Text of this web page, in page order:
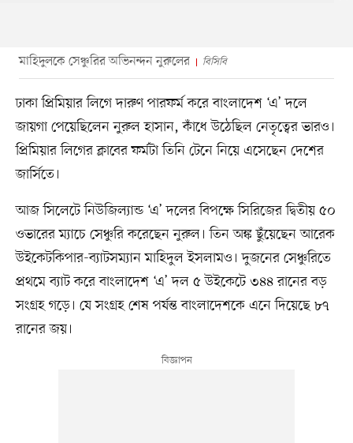
মাহিদুলকে সেঞ্চুরির অভিনন্দন নুরুলের বিসিবি
ঢাকা প্রিমিয়ার লিগে দারুণ পারফর্ম করে বাংলাদেশ ‘এ’ দলে
জায়গা পেয়েছিলেন নুরুল হাসান, কাঁধে উঠেছিল নেতৃত্বের ভারও।
প্রিমিয়ার লিগের ক্লাবের ফর্মটা তিনি টেনে নিয়ে এসেছেন দেশের
জার্সিতে।
আজ সিলেটে নিউজিল্যান্ড ‘এ’ দলের বিপক্ষে সিরিজের দ্বিতীয় ৫০
ওভারের ম্যাচে সেঞ্চুরি করেছেন নুরুল। তিন অঙ্ক ছুঁয়েছেন আরেক
উইকেটকিপার-ব্যাটসম্যান মাহিদুল ইসলামও। দুজনের সেঞ্চুরিতে
প্রথমে ব্যাট করে বাংলাদেশ ‘এ’ দল ৫ উইকেটে ৩৪৪ রানের বড়
সংগ্রহ গড়ে। যে সংগ্রহ শেষ পর্যন্ত বাংলাদেশকে এনে দিয়েছে ৮৭
রানের জয়।